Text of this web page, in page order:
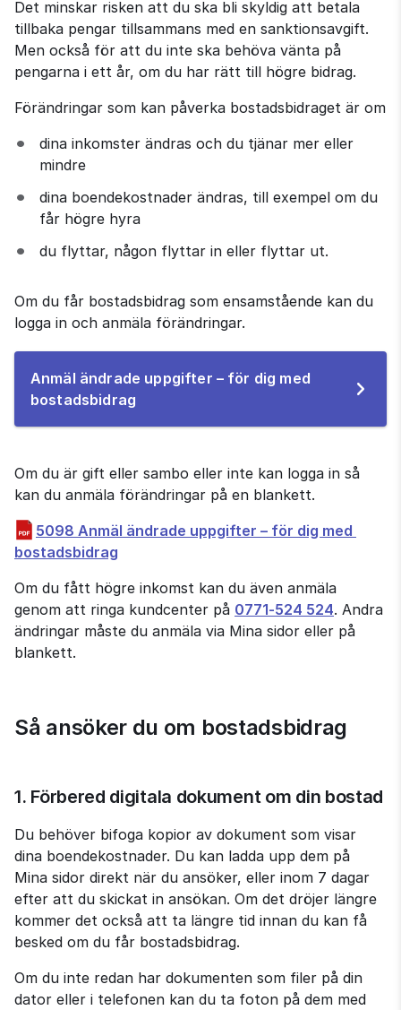
Det minskar risken att du ska bli skyldig att betala
tillbaka pengar tillsammans med en sanktionsavgift.
Men också för att du inte ska behöva vänta på
pengarna i ett år, om du har rätt till högre bidrag.
Förändringar som kan påverka bostadsbidraget är om
dina inkomster ändras och du tjänar mer eller
mindre
dina boendekostnader ändras, till exempel om du
får högre hyra
du flyttar, någon flyttar in eller flyttar ut.
Om du får bostadsbidrag som ensamstående kan du
logga in och anmäla förändringar.
Anmäl ändrade uppgifter – för dig med
bostadsbidrag
Om du är gift eller sambo eller inte kan logga in så
kan du anmäla förändringar på en blankett.
5098 Anmäl ändrade uppgifter – för dig med
bostadsbidrag
Om du fått högre inkomst kan du även anmäla
genom att ringa kundcenter på 0771‑524 524. Andra
ändringar måste du anmäla via Mina sidor eller på
blankett.
Så ansöker du om bostadsbidrag
1. Förbered digitala dokument om din bostad
Du behöver bifoga kopior av dokument som visar
dina boendekostnader. Du kan ladda upp dem på
Mina sidor direkt när du ansöker, eller inom 7 dagar
efter att du skickat in ansökan. Om det dröjer längre
kommer det också att ta längre tid innan du kan få
besked om du får bostadsbidrag.
Om du inte redan har dokumenten som filer på din
dator eller i telefonen kan du ta foton på dem med